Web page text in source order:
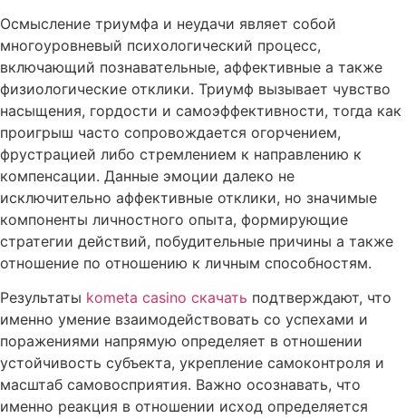
Осмысление триумфа и неудачи являет собой
многоуровневый психологический процесс,
включающий познавательные, аффективные а также
физиологические отклики. Триумф вызывает чувство
насыщения, гордости и самоэффективности, тогда как
проигрыш часто сопровождается огорчением,
фрустрацией либо стремлением к направлению к
компенсации. Данные эмоции далеко не
исключительно аффективные отклики, но значимые
компоненты личностного опыта, формирующие
стратегии действий, побудительные причины а также
отношение по отношению к личным способностям.
Результаты kometa casino скачать подтверждают, что
именно умение взаимодействовать со успехами и
поражениями напрямую определяет в отношении
устойчивость субъекта, укрепление самоконтроля и
масштаб самовосприятия. Важно осознавать, что
именно реакция в отношении исход определяется